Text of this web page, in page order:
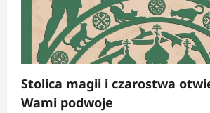
cyberpsychozy
Stolica magii i czarostwa
Wami podwoje